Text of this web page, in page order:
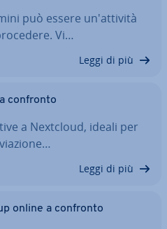
può essere un'at­ti­vi­tà
Vi…
Leggi di più
confronto
a Nextcloud, ideali per
Leggi di più
online a confronto